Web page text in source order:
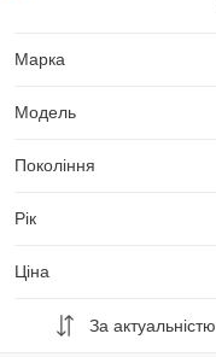
Марка
Модель
Покоління
Рік
Ціна
За актуальністю